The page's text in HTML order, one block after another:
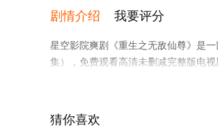
剧情介绍 我要评分
星空影院爽剧《重生之无敌仙尊》是
集），免费观看高清未删减完整版电
猜你喜欢